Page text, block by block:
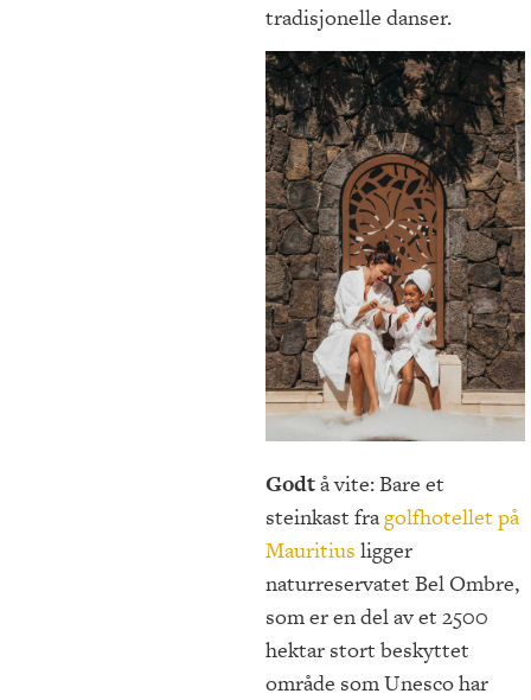
tradisjonelle danser.
Godtå vite: Bare et
steinkast fragolfhotellet på
Mauritius ligger
naturreservatet Bel Ombre,
som er en del av et 2500
hektar stort beskyttet
område som Unesco har